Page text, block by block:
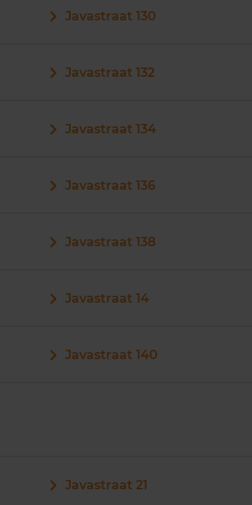
Javastraat 130
Javastraat 132
Javastraat 134
Javastraat 136
Javastraat 138
Javastraat 14
Javastraat 140
Javastraat 21